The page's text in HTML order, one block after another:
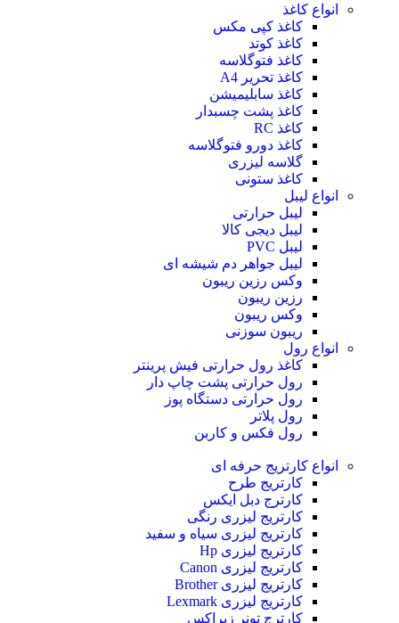
انواع کاغذ
کاغذ کپی مکس
کاغذ کوتد
کاغذ فتوگلاسه
کاغذ تحریر A4
کاغذ سابلیمیشن
کاغذ پشت چسبدار
کاغذ RC
کاغذ دورو فتوگلاسه
گلاسه لیزری
کاغذ ستونی
انواع لیبل
لیبل حرارتی
لیبل دیجی کالا
لیبل PVC
لیبل جواهر دم شیشه ای
وکس رزین ریبون
رزین ریبون
وکس ریبون
ریبون سوزنی
انواع رول
کاغذ رول حرارتی فیش پرینتر
رول حرارتی پشت چاپ دار
رول حرارتی دستگاه پوز
رول پلاتر
رول فکس و کاربن
انواع کارتریج حرفه ای
کارتریج طرح
کارترج دبل ایکس
کارتریج لیزری رنگی
کارتریج لیزری سیاه و سفید
کارتریج لیزری Hp
کارتریج لیزری Canon
کارتریج لیزری Brother
کارتریج لیزری Lexmark
کارترج تونر زیراکس